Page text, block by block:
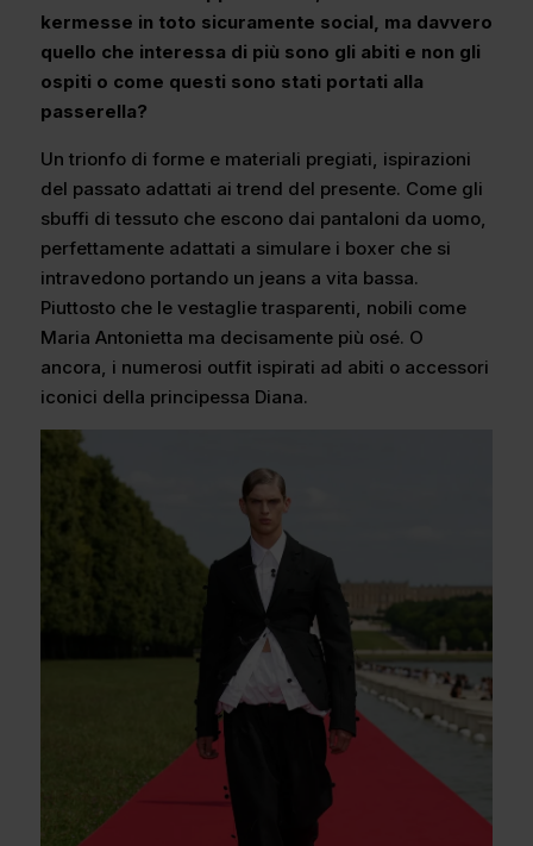
kermesse in toto sicuramente social, ma davvero
quello che interessa di più sono gli abiti e non gli
ospiti o come questi sono stati portati alla
passerella?
Un trionfo di forme e materiali pregiati, ispirazioni
del passato adattati ai trend del presente. Come gli
sbuffi di tessuto che escono dai pantaloni da uomo,
perfettamente adattati a simulare i boxer che si
intravedono portando un jeans a vita bassa.
Piuttosto che le vestaglie trasparenti, nobili come
Maria Antonietta ma decisamente più osé. O
ancora, i numerosi outfit ispirati ad abiti o accessori
iconici della principessa Diana.